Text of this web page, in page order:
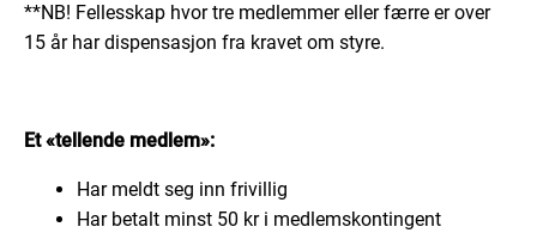
**NB! Fellesskap hvor tre medlemmer eller færre er over
15 år har dispensasjon fra kravet om styre.
Et «tellende medlem»:
Har meldt seg inn frivillig
Har betalt minst 50 kr i medlemskontingent